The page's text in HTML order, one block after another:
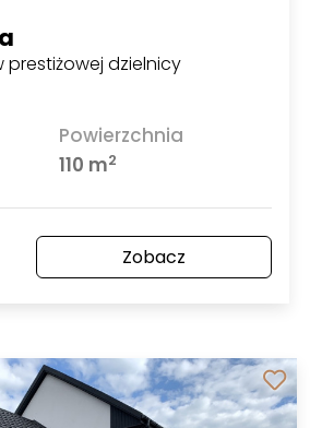
prestiżowej dzielnicy
Powierzchnia
110 m2
Zobacz